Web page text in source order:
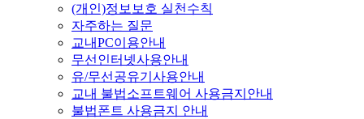
(개인)정보보호 실천수칙
자주하는 질문
교내PC이용안내
무선인터넷사용안내
유/무선공유기사용안내
교내 불법소프트웨어 사용금지안내
불법폰트 사용금지 안내